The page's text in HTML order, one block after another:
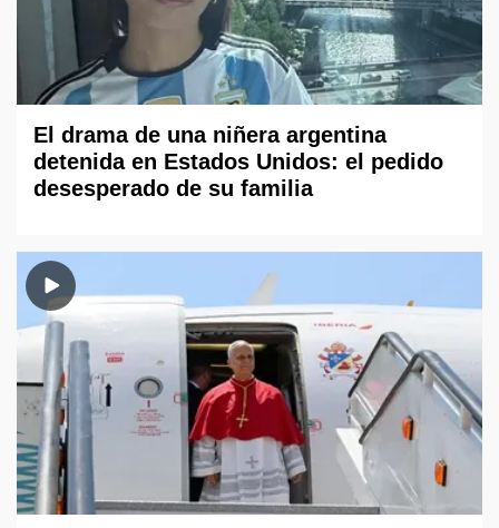
El drama de una niñera argentina
detenida en Estados Unidos: el pedido
desesperado de su familia